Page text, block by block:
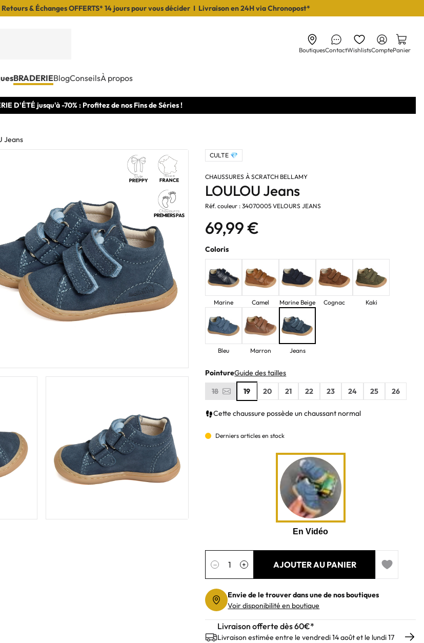
& Échanges OFFERTS* 14 jours pour vous décider I Livraison en 24H via Chronopost*
BoutiquesContactWishlistsComptePanier
BRADERIEBlogConseilsÀ propos
D'ÉTÉ jusqu'à -70% : Profitez de nos Fins de Séries !
Jeans
CULTE 💎
CHAUSSURES À SCRATCH BELLAMY
LOULOU Jeans
Réf. couleur : 34070005 VELOURS JEANS
69,99 €
Coloris
Marine Camel Marine Beige Cognac Kaki
Bleu Marron Jeans
PointureGuide des tailles
18
19 20 21 22 23 24 25 26
Cette chaussure possède un chaussant normal
Derniers articles en stock
− +
AJOUTER AU PANIER
Add to
Envie de le trouver dans une de nos boutiques
Voir disponibilité en boutique
Livraison offerte dès 60€*
Livraison estimée entre le vendredi 14 août et le lundi 17